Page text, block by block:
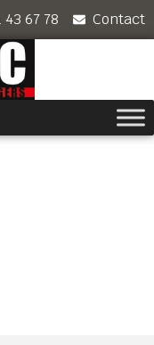
67 78 Contact